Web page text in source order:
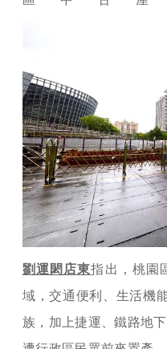
劉運閎店東指出，桃園
域，交通便利、生活機
族，加上捷運、鐵路地